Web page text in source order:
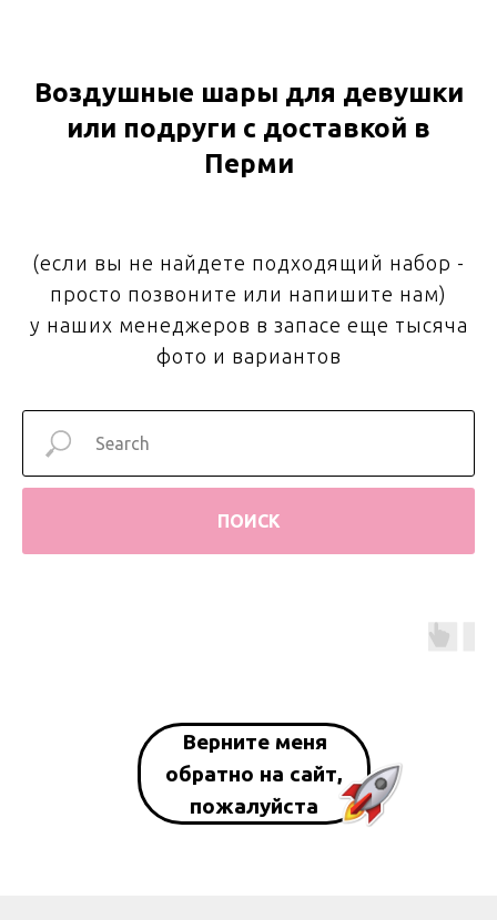
Воздушные шары для девушки
или подруги с доставкой в
Перми
(если вы не найдете подходящий набор -
просто позвоните или напишите нам)
у наших менеджеров в запасе еще тысяча
фото и вариантов
ПОИСК
Верните меня
обратно на сайт,
пожалуйста